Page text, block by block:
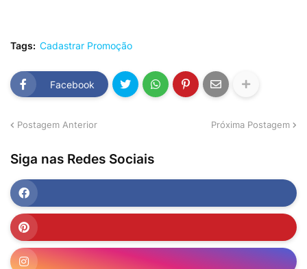
Tags: Cadastrar Promoção
Facebook
Postagem Anterior Próxima Postagem
Siga nas Redes Sociais